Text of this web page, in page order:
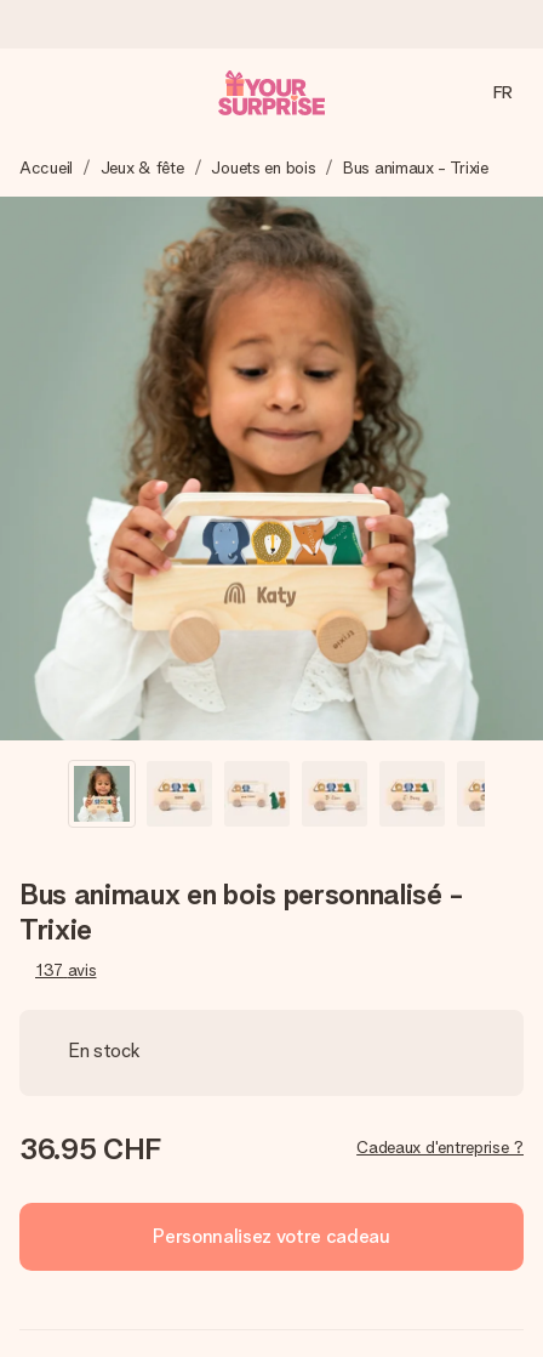
Nous préparons votre cadeau avec attention et l’envoyons
en un éclair – pour que vous puissiez l’offrir au bon moment,
quand cela compte le plus.
4,7 (sur la base de +15 000 avis)
Nos cadeaux sont appréciés. Les clients nous attribuent
une note de 4,7 sur Google Reviews (total de tous les
pays où nous sommes présents).
Carte de vœux gratuite
Créez quelque chose d’unique en quelques étapes – avec
son prénom, votre photo ou un message qui touche le cœur.
Sans complications, juste tout l’amour pour le moment idéal.
FR
Accueil Jeux & fête Jouets en bois Bus animaux - Trixie
Bus animaux en bois personnalisé -
Trixie
137 avis
En stock
36.95 CHF Cadeaux d'entreprise ?
Personnalisez votre cadeau